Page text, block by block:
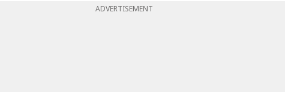
ADVERTISEMENT